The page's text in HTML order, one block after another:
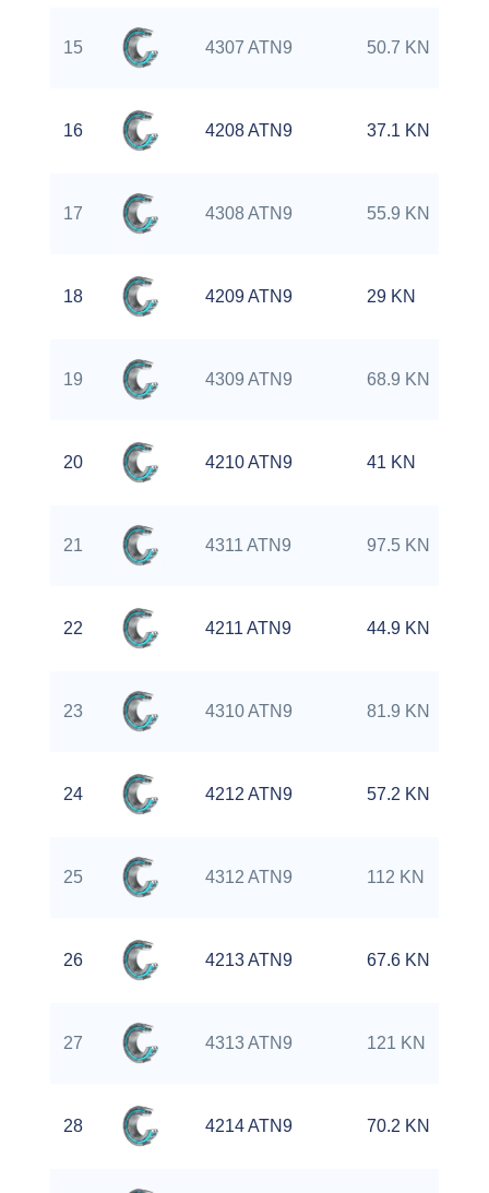
15 4307 ATN9 50.7 KN
16 4208 ATN9 37.1 KN
17 4308 ATN9 55.9 KN
18 4209 ATN9 29 KN
19 4309 ATN9 68.9 KN
20 4210 ATN9 41 KN
21 4311 ATN9 97.5 KN
22 4211 ATN9 44.9 KN
23 4310 ATN9 81.9 KN
24 4212 ATN9 57.2 KN
25 4312 ATN9 112 KN
26 4213 ATN9 67.6 KN
27 4313 ATN9 121 KN
28 4214 ATN9 70.2 KN